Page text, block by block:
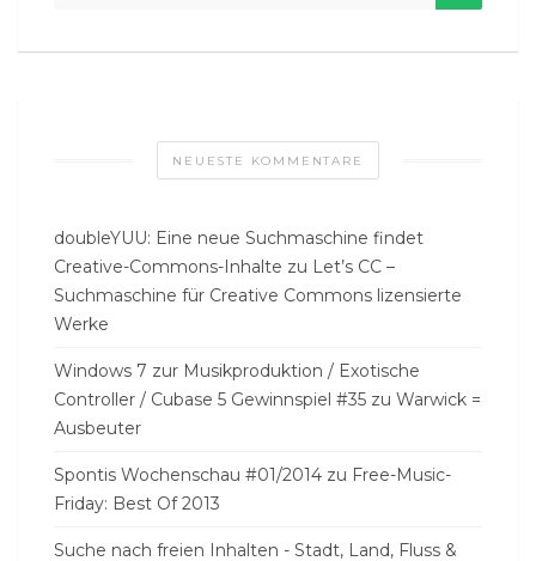
NEUESTE KOMMENTARE
doubleYUU: Eine neue Suchmaschine findet
Creative-Commons-Inhalte zu Let’s CC –
Suchmaschine für Creative Commons lizensierte
Werke
Windows 7 zur Musikproduktion / Exotische
Controller / Cubase 5 Gewinnspiel #35 zu Warwick =
Ausbeuter
Spontis Wochenschau #01/2014 zu Free-Music-
Friday: Best Of 2013
Suche nach freien Inhalten - Stadt, Land, Fluss &